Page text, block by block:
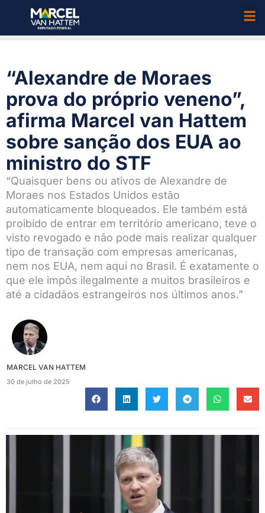
“Alexandre de Moraes
prova do próprio veneno”,
afirma Marcel van Hattem
sobre sanção dos EUA ao
ministro do STF
“Quaisquer bens ou ativos de Alexandre de
Moraes nos Estados Unidos estão
automaticamente bloqueados. Ele também está
proibido de entrar em território americano, teve o
visto revogado e não pode mais realizar qualquer
tipo de transação com empresas americanas,
nem nos EUA, nem aqui no Brasil. É exatamente o
que ele impôs ilegalmente a muitos brasileiros e
até a cidadãos estrangeiros nos últimos anos.”
MARCEL VAN HATTEM
30 de julho de 2025